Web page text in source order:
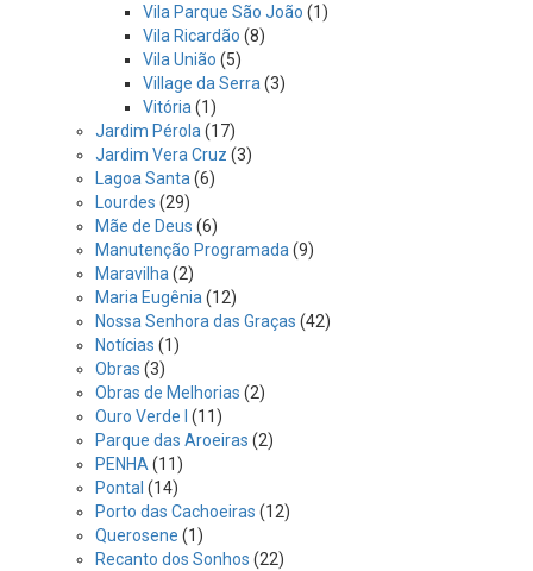
Vila Parque São João (1)
Vila Ricardão (8)
Vila União (5)
Village da Serra (3)
Vitória (1)
Jardim Pérola (17)
Jardim Vera Cruz (3)
Lagoa Santa (6)
Lourdes (29)
Mãe de Deus (6)
Manutenção Programada (9)
Maravilha (2)
Maria Eugênia (12)
Nossa Senhora das Graças (42)
Notícias (1)
Obras (3)
Obras de Melhorias (2)
Ouro Verde I
(11)
Parque das Aroeiras (2)
PENHA (11)
Pontal (14)
Porto das Cachoeiras (12)
Querosene (1)
Recanto dos Sonhos (22)